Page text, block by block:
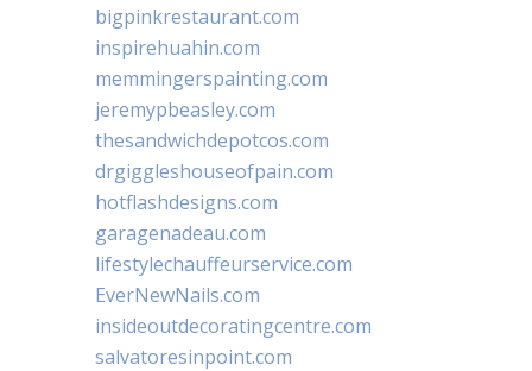
bigpinkrestaurant.com
inspirehuahin.com
memmingerspainting.com
jeremypbeasley.com
thesandwichdepotcos.com
drgiggleshouseofpain.com
hotflashdesigns.com
garagenadeau.com
lifestylechauffeurservice.com
EverNewNails.com
insideoutdecoratingcentre.com
salvatoresinpoint.com